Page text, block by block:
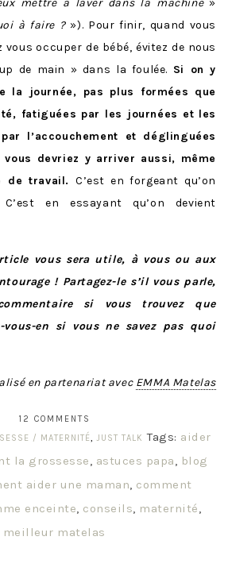
à faire ?»). Pour finir, quand vous
vous occuper de bébé, évitez de nous
de main » dans la foulée. Si on y
la journée, pas plus formées que
fatiguées par les journées et les
l’accouchement et déglinguées
vous devriez y arriver aussi, même
de travail. C’est en forgeant qu’on
en essayant qu’on devient
vous sera utile, à vous ou aux
! Partagez-le s’il vous parle,
si vous trouvez que
vous-en si vous ne savez pas quoi
en partenariat avec EMMA Matelas
12 COMMENTS
/ MATERNITÉ,JUST TALK Tags: aider
la grossesse, astuces papa, blog
aider une maman, comment
enceinte, conseils, maternité,
meilleur matelas